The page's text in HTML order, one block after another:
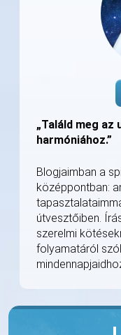
„Találd meg
harmóniához.”
Blogjaimban a
középpontban:
útvesztőiben.
szerelmi
folyamatáról